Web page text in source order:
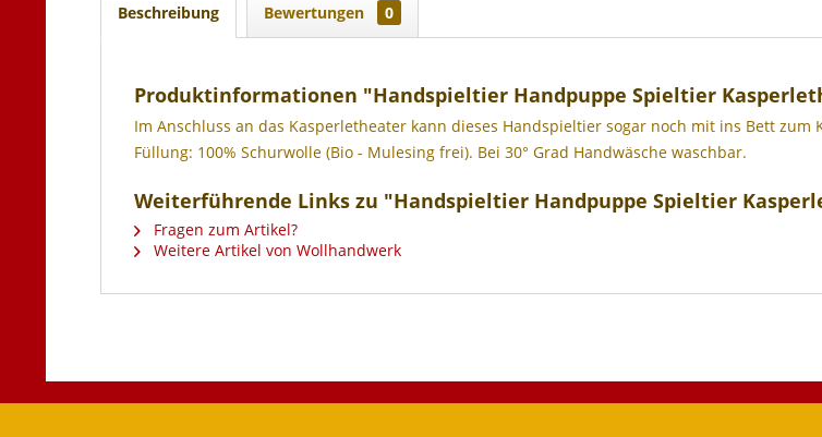
Beschreibung Bewertungen 0
Produktinformationen "Handspieltier Handpuppe Spieltier
Im Anschluss an das Kasperletheater kann dieses Handspieltier sogar noch mit ins Bett
Füllung: 100% Schurwolle (Bio - Mulesing frei). Bei 30° Grad Handwäsche waschbar.
Weiterführende Links zu "Handspieltier Handpuppe Spieltier
Fragen zum Artikel?
Weitere Artikel von Wollhandwerk